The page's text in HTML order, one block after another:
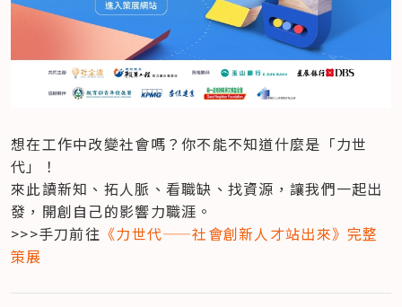
想在工作中改變社會嗎？你不能不知道什麼是「力世
代」！
來此讀新知、拓人脈、看職缺、找資源，讓我們一起出
發，開創自己的影響力職涯。
>>>手刀前往 《力世代——社會創新人才站出來》完整
策展